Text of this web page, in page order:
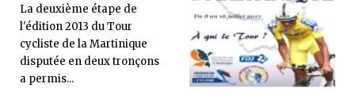
La deuxième étape de
l'édition 2013 du Tour
cycliste de la Martinique
disputée en deux tronçons
a permis...